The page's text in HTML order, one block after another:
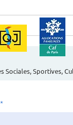
Sportives,